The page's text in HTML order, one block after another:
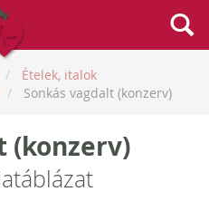
Ételek, italok
Sonkás vagdalt (konzerv)
(konzerv)